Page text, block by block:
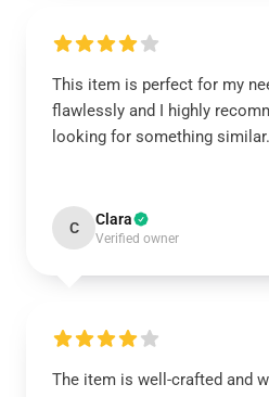
This item is perfect for my
flawlessly and I highly
looking for something similar.
C Clara
Verified owner
The item is well-crafted and